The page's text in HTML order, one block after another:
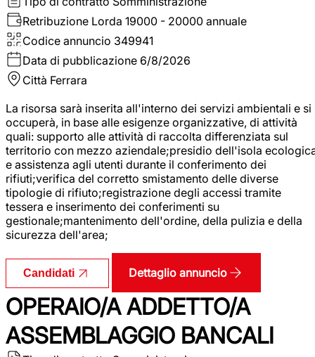
Retribuzione Lorda 19000 - 20000 annuale
Codice annuncio 349941
Data di pubblicazione 6/8/2026
Città Ferrara
La risorsa sarà inserita all'interno dei servizi ambientali e si
occuperà, in base alle esigenze organizzative, di attività
quali: supporto alle attività di raccolta differenziata sul
territorio con mezzo aziendale;presidio dell'isola
e assistenza agli utenti durante il conferimento dei
rifiuti;verifica del corretto smistamento delle diverse
tipologie di rifiuto;registrazione degli accessi tramite
tessera e inserimento dei conferimenti su
gestionale;mantenimento dell'ordine, della pulizia e della
sicurezza dell'area;
Candidati Dettaglio annuncio
OPERAIO/A ADDETTO/A
ASSEMBLAGGIO BANCALI